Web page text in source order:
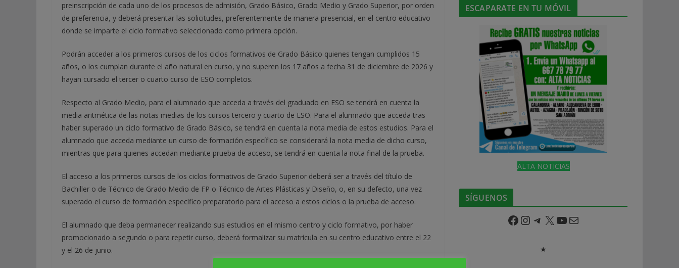
preinscripción de cada uno de los procesos de admisión, Grado Básico, Grado Medio y Grado Superior, por orden
de preferencia, y deberá presentar las solicitudes, preferentemente de manera presencial, en el centro educativo
donde se imparte el ciclo formativo seleccionado como primera opción.
Podrán acceder a los primeros cursos de los ciclos formativos de Grado Básico quienes tengan cumplidos 15
años, o los cumplan durante el año natural en curso, y no superen los 17 años a fecha 31 de diciembre de 2026 y
hayan cursado el tercer o cuarto curso de ESO completos.
Respecto al Grado Medio, para el alumnado que acceda a través del graduado en ESO se tendrá en cuenta la
media aritmética de las notas medias de los cursos tercero y cuarto de ESO. Para el alumnado que acceda tras
haber superado un ciclo formativo de Grado Básico, se tendrá en cuenta la nota media de estos estudios. Para el
alumnado que acceda mediante un curso de formación específico se considerará la nota media de dicho curso,
mientras que para quienes accedan mediante prueba de acceso, se tendrá en cuenta la nota final de la prueba.
El acceso a los primeros cursos de los ciclos formativos de Grado Superior deberá ser a través del título de
Bachiller o de Técnico de Grado Medio de FP o Técnico de Artes Plásticas y Diseño, o, en su defecto, una vez
superado el curso de formación específico preparatorio para el acceso a estos ciclos o la prueba de acceso.
El alumnado que deba permanecer realizando sus estudios en el mismo centro y ciclo formativo, por haber
promocionado a segundo o para repetir curso, deberá formalizar su matrícula en su centro educativo entre el 22
y el 26 de junio.
ESCAPARATE EN TU MÓVIL
ALTA NOTICIAS
SÍGUENOS
Facebook Instagram Telegram X YouTube Correo electrónico
★